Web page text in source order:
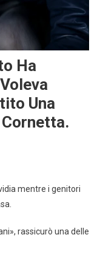
Ha
Una
mentre i genitori
rassicurò una delle